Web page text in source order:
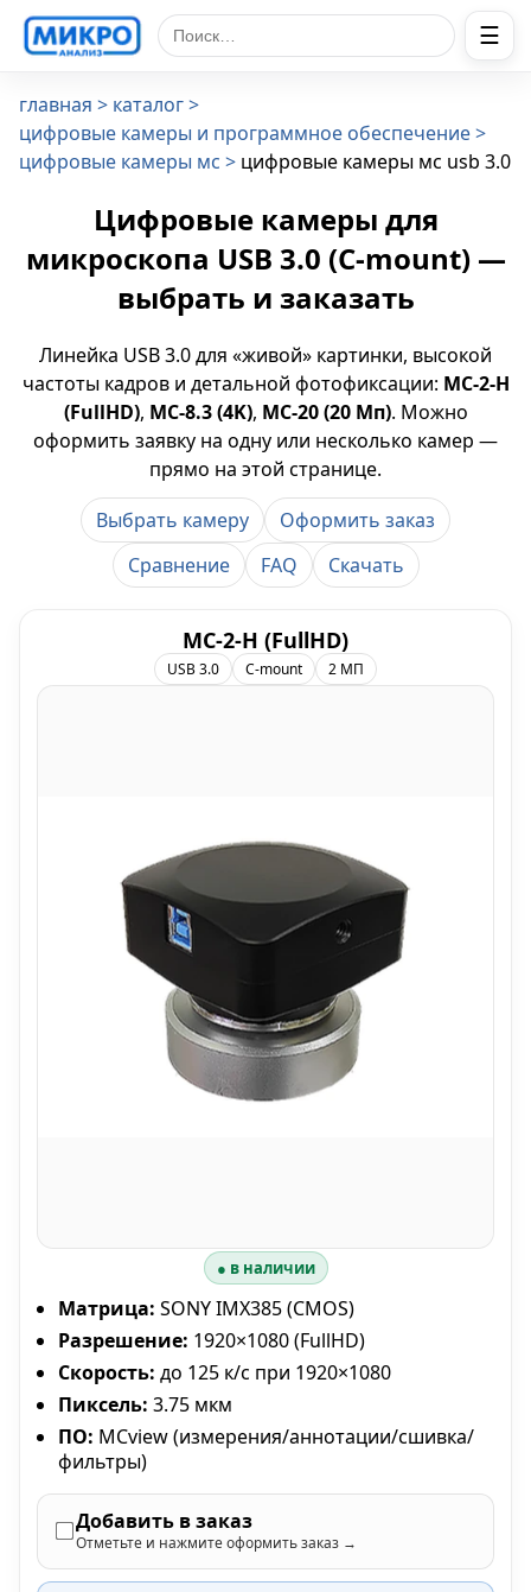
Поиск по сайту ☰
главная
каталог
цифровые камеры и программное обеспечение
цифровые камеры мс
цифровые камеры мс usb 3.0
Цифровые камеры для
микроскопа USB 3.0 (C-mount) —
выбрать и заказать
Линейка USB 3.0 для «живой» картинки, высокой
частоты кадров и детальной фотофиксации: МС-2-H
(FullHD), МС-8.3 (4K), МС-20 (20 Мп). Можно
оформить заявку на одну или несколько камер —
прямо на этой странице.
Выбрать камеру
Оформить заказ
Сравнение
FAQ Скачать
МС-2-H (FullHD)
USB 3.0 C-mount 2 МП
● в наличии
Матрица: SONY IMX385 (CMOS)
Разрешение: 1920×1080 (FullHD)
Скорость: до 125 к/с при 1920×1080
Пиксель: 3.75 мкм
ПО: MCview (измерения/аннотации/сшивка/
фильтры)
Добавить в заказ
Отметьте и нажмите оформить заказ →